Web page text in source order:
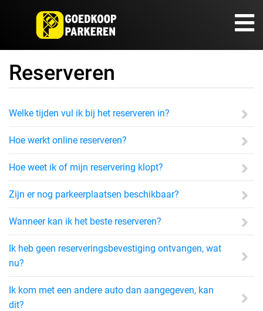
Reserveren
Welke tijden vul ik bij het reserveren in?
Hoe werkt online reserveren?
Hoe weet ik of mijn reservering klopt?
Zijn er nog parkeerplaatsen beschikbaar?
Wanneer kan ik het beste reserveren?
Ik heb geen reserveringsbevestiging ontvangen, wat
nu?
Ik kom met een andere auto dan aangegeven, kan
dit?